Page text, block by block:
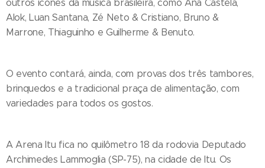
outros ícones da música brasileira, como Ana Castela,
Alok, Luan Santana, Zé Neto & Cristiano, Bruno &
Marrone, Thiaguinho e Guilherme & Benuto.
O evento contará, ainda, com provas dos três tambores,
brinquedos e a tradicional praça de alimentação, com
variedades para todos os gostos.
A Arena Itu fica no quilômetro 18 da rodovia Deputado
Archimedes Lammoglia (SP-75), na cidade de Itu. Os